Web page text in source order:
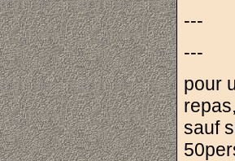
---
---
pour
sauf